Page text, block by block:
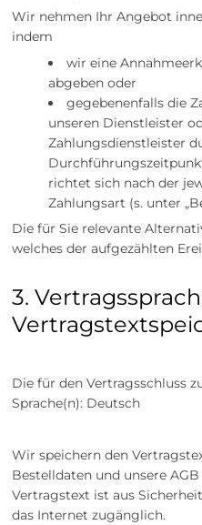
Wir nehmen Ihr Angebot
indem
wir eine
abgeben oder
gegebenenfalls die
unseren Dienstleister
Zahlungsdienstleister
richtet sich nach der
Zahlungsart (s. unter
Die für Sie relevante
welches der aufgezählten
3.
Die für den Vertragsschluss
Sprache(n): Deutsch
Wir speichern den
Bestelldaten und unsere
Vertragstext ist aus
das Internet zugänglich.